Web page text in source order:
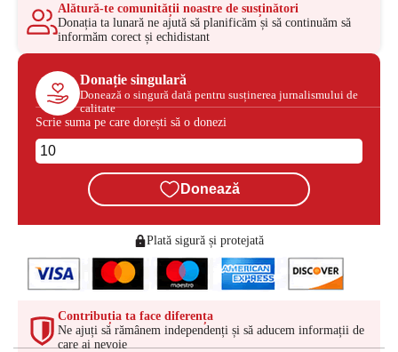
Alătură-te comunității noastre de susținători
Donația ta lunară ne ajută să planificăm și să continuăm să
informăm corect și echidistant
Donație singulară
Donează o singură dată pentru susținerea jurnalismului de
calitate
Scrie suma pe care dorești să o donezi
Donează
Plată sigură și protejată
Contribuția ta face diferența
Ne ajuți să rămânem independenți și să aducem informații de
care ai nevoie